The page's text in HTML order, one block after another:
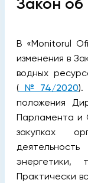
Закон об
В «Monitorul
изменения в
водных
(№74/2020).
положения
Парламента и
закупках
энергетики,
Практически